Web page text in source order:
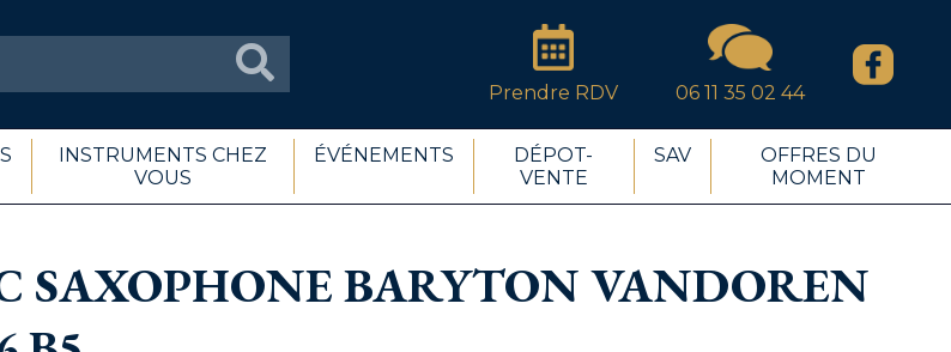
Prendre RDV 06 11 35 02 44
INSTRUMENTS CHEZ
VOUS
ÉVÉNEMENTS
DÉPOT-
VENTE
SAV
OFFRES DU
MOMENT
SAXOPHONE BARYTON VANDOREN